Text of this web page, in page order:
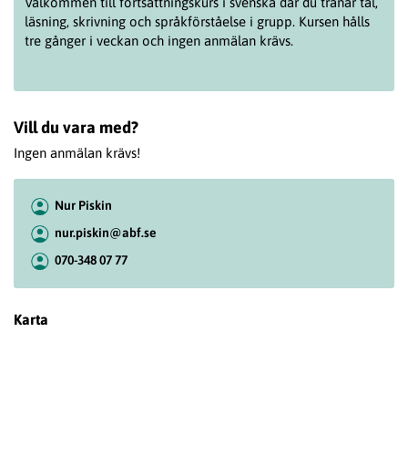
läsning, skrivning och språkförståelse i grupp. Kursen hålls
tre gånger i veckan och ingen anmälan krävs.
Vill du vara med?
Ingen anmälan krävs!
Nur Piskin
nur.piskin@abf.se
070-348 07 77
Karta